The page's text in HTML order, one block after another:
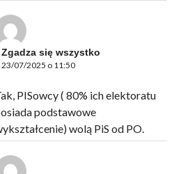
Zgadza się wszystko
23/07/2025 o 11:50
PISowcy ( 80% ich elektoratu
podstawowe
wolą PiS od PO.